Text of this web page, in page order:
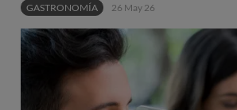
GASTRONOMÍA 26 May 26